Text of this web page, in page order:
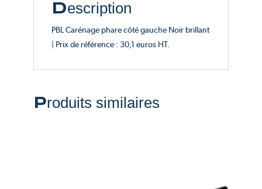
Description
PBL Carénage phare côté gauche Noir brillant
| Prix de référence : 30,1 euros HT.
Produits similaires